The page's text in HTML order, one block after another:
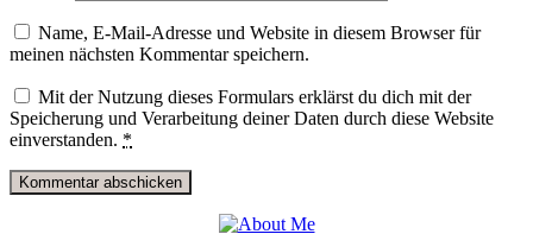
Name, E-Mail-Adresse und Website in diesem Browser für
meinen nächsten Kommentar speichern.
Mit der Nutzung dieses Formulars erklärst du dich mit der
Speicherung und Verarbeitung deiner Daten durch diese Website
einverstanden. *